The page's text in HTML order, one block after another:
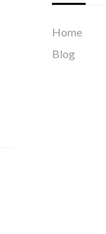
Home
Blog